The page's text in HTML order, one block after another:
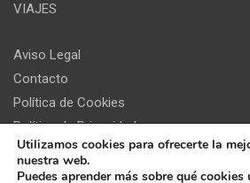
VIAJES
Aviso Legal
Contacto
Política de Cookies
Política de Privacidad
Utilizamos cookies para ofrecerte la
nuestra web.
Puedes aprender más sobre qué